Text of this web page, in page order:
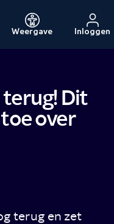
Weergave Inloggen
Dit
over
terug en zet